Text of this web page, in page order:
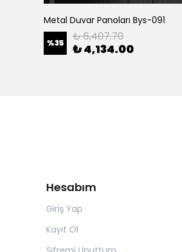
Metal Duvar Panoları Bys-091
%35 ₺ 6,407.70
₺ 4,134.00
Hesabım
Giriş Yap
Kayıt Ol